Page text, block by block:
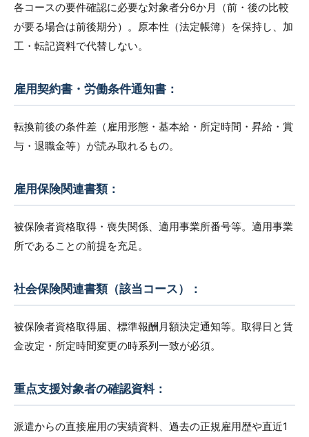
各コースの要件確認に必要な対象者分6か月（前・後の比較
が要る場合は前後期分）。原本性（法定帳簿）を保持し、加
工・転記資料で代替しない。
雇用契約書・労働条件通知書：
転換前後の条件差（雇用形態・基本給・所定時間・昇給・賞
与・退職金等）が読み取れるもの。
雇用保険関連書類：
被保険者資格取得・喪失関係、適用事業所番号等。適用事業
所であることの前提を充足。
社会保険関連書類（該当コース）：
被保険者資格取得届、標準報酬月額決定通知等。取得日と賃
金改定・所定時間変更の時系列一致が必須。
重点支援対象者の確認資料：
派遣からの直接雇用の実績資料、過去の正規雇用歴や直近1